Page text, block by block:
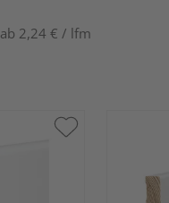
ab 2,24 € / lfm